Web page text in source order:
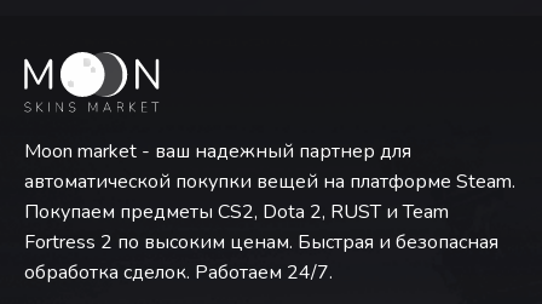
Moon market - ваш надежный партнер для
автоматической покупки вещей на платформе Steam.
Покупаем предметы CS2, Dota 2, RUST и Team
Fortress 2 по высоким ценам. Быстрая и безопасная
обработка сделок. Работаем 24/7.